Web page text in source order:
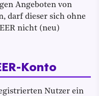
Angeboten von
darf dieser sich ohne
nicht (neu)
Konto
Nutzer ein